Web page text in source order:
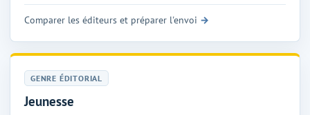
Comparer les éditeurs et préparer l'envoi
GENRE ÉDITORIAL
Jeunesse